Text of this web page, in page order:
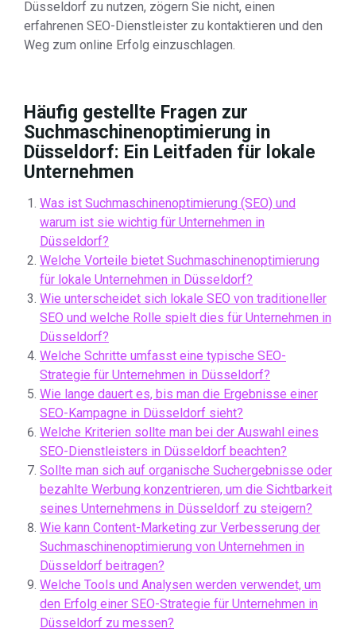
Düsseldorf zu nutzen, zögern Sie nicht, einen
erfahrenen SEO-Dienstleister zu kontaktieren und den
Weg zum online Erfolg einzuschlagen.
Häufig gestellte Fragen zur
Suchmaschinenoptimierung in
Düsseldorf: Ein Leitfaden für lokale
Unternehmen
Was ist Suchmaschinenoptimierung (SEO) und
warum ist sie wichtig für Unternehmen in
Düsseldorf?
Welche Vorteile bietet Suchmaschinenoptimierung
für lokale Unternehmen in Düsseldorf?
Wie unterscheidet sich lokale SEO von traditioneller
SEO und welche Rolle spielt dies für Unternehmen in
Düsseldorf?
Welche Schritte umfasst eine typische SEO-
Strategie für Unternehmen in Düsseldorf?
Wie lange dauert es, bis man die Ergebnisse einer
SEO-Kampagne in Düsseldorf sieht?
Welche Kriterien sollte man bei der Auswahl eines
SEO-Dienstleisters in Düsseldorf beachten?
Sollte man sich auf organische Suchergebnisse oder
bezahlte Werbung konzentrieren, um die Sichtbarkeit
seines Unternehmens in Düsseldorf zu steigern?
Wie kann Content-Marketing zur Verbesserung der
Suchmaschinenoptimierung von Unternehmen in
Düsseldorf beitragen?
Welche Tools und Analysen werden verwendet, um
den Erfolg einer SEO-Strategie für Unternehmen in
Düsseldorf zu messen?